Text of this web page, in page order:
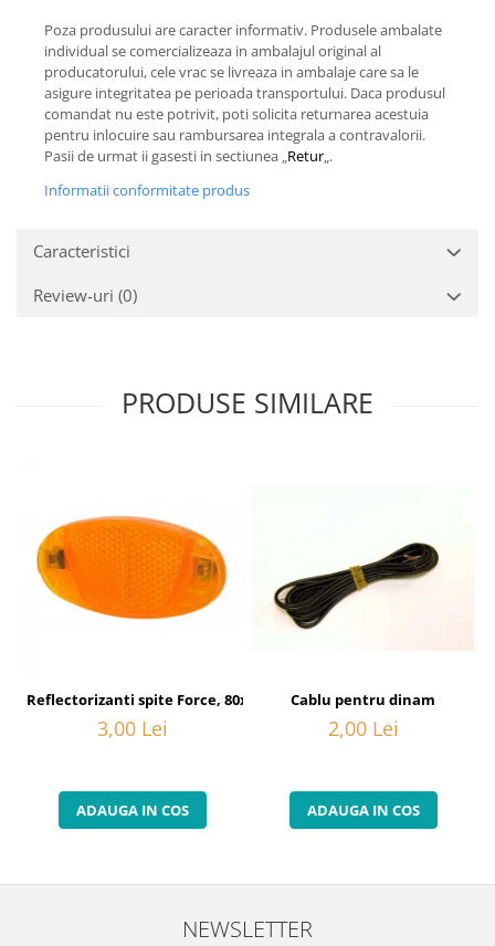
Poza produsului are caracter informativ. Produsele ambalate
individual se comercializeaza in ambalajul original al
producatorului, cele vrac se livreaza in ambalaje care sa le
asigure integritatea pe perioada transportului. Daca produsul
comandat nu este potrivit, poti solicita returnarea acestuia
pentru inlocuire sau rambursarea integrala a contravalorii.
Pasii de urmat ii gasesti in sectiunea „Retur„.
Informatii conformitate produs
Caracteristici
Review-uri (0)
PRODUSE SIMILARE
Reflectorizanti spite Force, 80x40 mm, orange
3,00 Lei
ADAUGA IN COS
Cablu pentru dinam
2,00 Lei
ADAUGA IN COS
NEWSLETTER